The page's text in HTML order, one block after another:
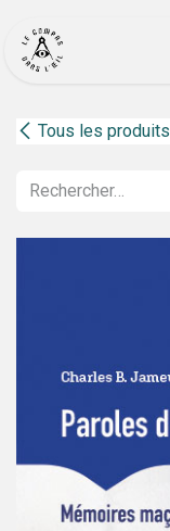
Tous les produits